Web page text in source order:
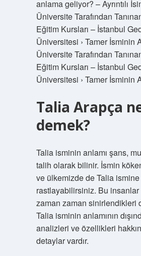
anlama geliyor? – Ayrıntılı
Üniversite Tarafından
Eğitim Kursları – İstanbul
Üniversitesi › Tamer İsminin
Üniversite Tarafından
Eğitim Kursları – İstanbul
Üniversitesi › Tamer İsminin
Talia Arapça
demek?
Talia isminin anlamı şans,
talih olarak bilinir. İsmin
ve ülkemizde de Talia ismine
rastlayabilirsiniz. Bu insanlar
zaman zaman sinirlendikleri
Talia isminin anlamının
analizleri ve özellikleri
detaylar vardır.